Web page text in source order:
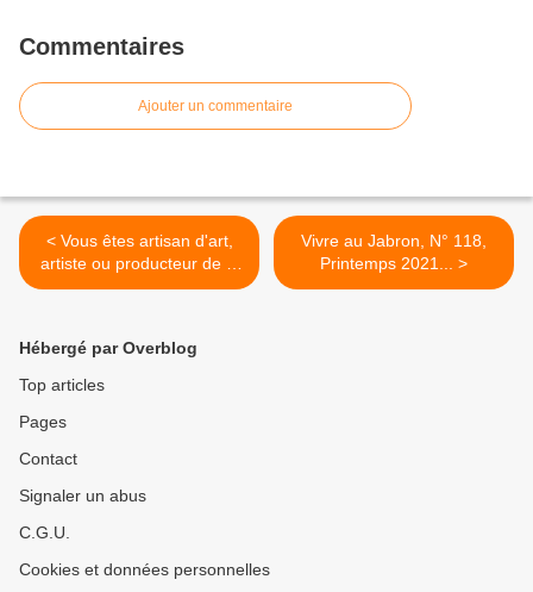
Commentaires
Ajouter un commentaire
< Vous êtes artisan d'art,
artiste ou producteur de la
vallée du Jabron...
Vivre au Jabron, N° 118,
Printemps 2021... >
Hébergé par Overblog
Top articles
Pages
Contact
Signaler un abus
C.G.U.
Cookies et données personnelles